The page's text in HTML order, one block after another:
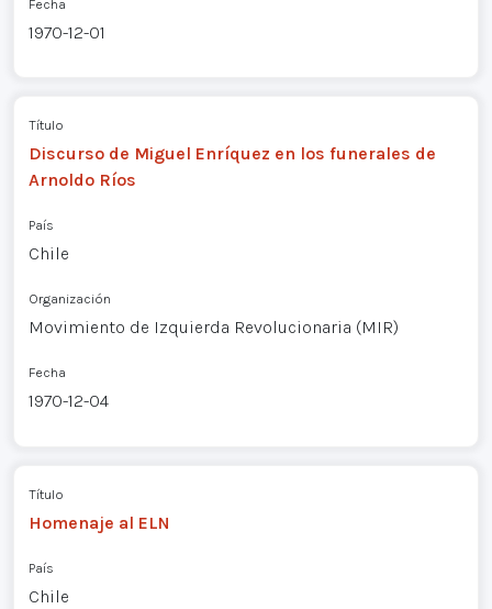
Fecha
1970-12-01
Título
Discurso de Miguel Enríquez en los funerales de
Arnoldo Ríos
País
Chile
Organización
Movimiento de Izquierda Revolucionaria (MIR)
Fecha
1970-12-04
Título
Homenaje al ELN
País
Chile